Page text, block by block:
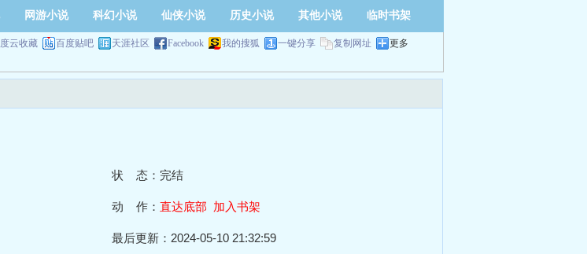
网游小说 科幻小说 仙侠小说 历史小说 其他小说 临时书架
云收藏 百度贴吧 天涯社区 Facebook 我的搜狐 一键分享 复制网址 更多
状 态：完结
动 作： 直达底部 加入书架
最后更新：2024-05-10 21:32:59